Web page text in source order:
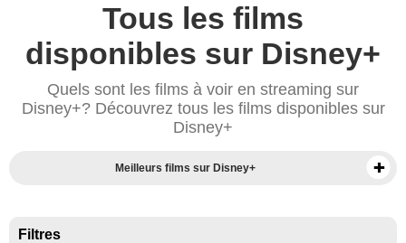
Tous les films
disponibles sur Disney+
Quels sont les films à voir en streaming sur
Disney+? Découvrez tous les films disponibles sur
Disney+
Meilleurs films sur Disney+
Filtres